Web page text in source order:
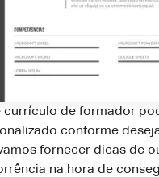
currículo de formador
conforme
fornecer dicas de
na hora de